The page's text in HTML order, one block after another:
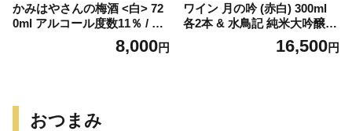
かみはやさんの梅酒 <白> 72
0ml アルコール度数11％ / 梅
干し 梅干 梅 うめ 梅酒 酒 紀
州南高梅 南高梅 和歌山 紀州
8,000円
ワイン 月の吟 (赤白) 300ml
各2本 & 水鳥記 純米大吟醸酒
蔵の華 300ml 各1本 総計5本
セット [角星 宮城県 気仙沼市
16,500円
おつまみ